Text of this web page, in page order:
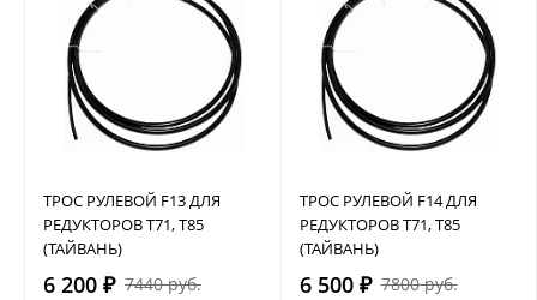
ТРОС РУЛЕВОЙ F13 ДЛЯ
РЕДУКТОРОВ Т71, Т85
(ТАЙВАНЬ)
6 200 ₽ 7440 руб.
ТРОС РУЛЕВОЙ F14 ДЛЯ
РЕДУКТОРОВ Т71, Т85
(ТАЙВАНЬ)
6 500 ₽ 7800 руб.